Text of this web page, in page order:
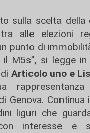
sulla scelta della
alle elezioni
punto di
M5s”, si legge in
Articolo uno e
rappresentanza
Genova. Continua
liguri che
interesse e